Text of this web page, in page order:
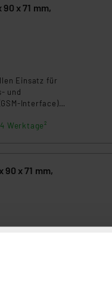
x 71 mm,
Einsatz für
und
Interface),
Werktage²
x 71 mm,